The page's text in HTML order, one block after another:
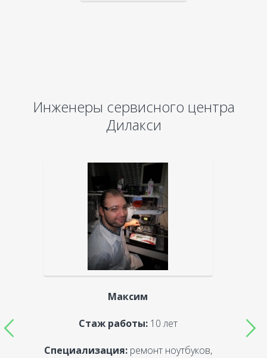
Инженеры сервисного центра
Дилакси
Максим
Стаж работы:10 лет
Специализация:ремонт ноутбуков,